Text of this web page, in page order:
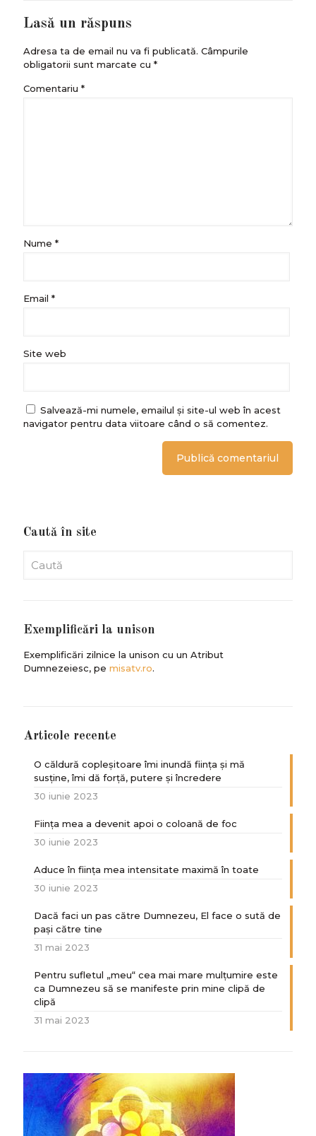
Lasă un răspuns
Adresa ta de email nu va fi publicată. Câmpurile
obligatorii sunt marcate cu *
Comentariu *
Nume *
Email *
Site web
Salvează-mi numele, emailul și site-ul web în acest
navigator pentru data viitoare când o să comentez.
Caută în site
Exemplificări la unison
Exemplificări zilnice la unison cu un Atribut
Dumnezeiesc, pe misatv.ro.
Articole recente
O căldură copleșitoare îmi inundă ființa și mă
susține, îmi dă forță, putere și încredere
30 iunie 2023
Ființa mea a devenit apoi o coloană de foc
30 iunie 2023
Aduce în ființa mea intensitate maximă în toate
30 iunie 2023
Dacă faci un pas către Dumnezeu, El face o sută de
paşi către tine
31 mai 2023
Pentru sufletul „meu“ cea mai mare mulțumire este
ca Dumnezeu să se manifeste prin mine clipă de
clipă
31 mai 2023